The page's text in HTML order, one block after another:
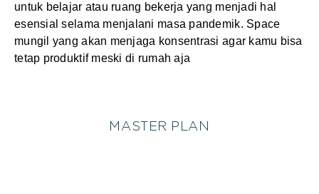
untuk belajar atau ruang bekerja yang menjadi hal
esensial selama menjalani masa pandemik. Space
mungil yang akan menjaga konsentrasi agar kamu bisa
tetap produktif meski di rumah aja
MASTER PLAN